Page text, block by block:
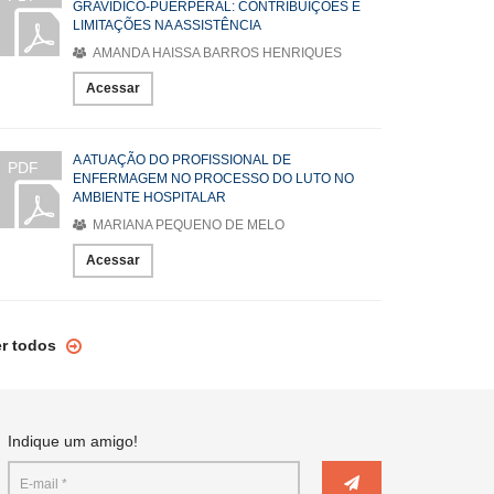
GRAVÍDICO-PUERPERAL: CONTRIBUIÇÕES E
LIMITAÇÕES NA ASSISTÊNCIA
AMANDA HAISSA BARROS HENRIQUES
Acessar
PDF
A ATUAÇÃO DO PROFISSIONAL DE
ENFERMAGEM NO PROCESSO DO LUTO NO
AMBIENTE HOSPITALAR
MARIANA PEQUENO DE MELO
Acessar
todos
Indique um amigo!